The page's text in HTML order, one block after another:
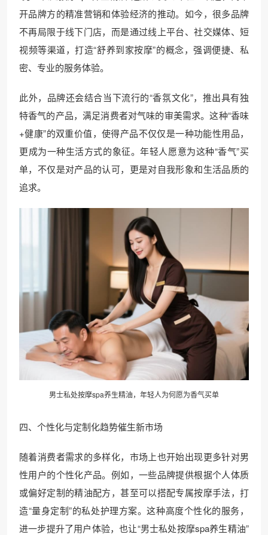
开品牌方的精准营销和体验经济的推动。如今，很多品牌
不再局限于线下门店，而是通过线上平台、社交媒体、短
视频等渠道，打造“舒养到家按摩”的概念，强调便捷、私
密、专业的服务体验。
此外，品牌还会结合当下流行的“香氛文化”，推出具有独
特香气的产品，满足消费者对气味的审美需求。这种“香味
+健康”的双重价值，使得产品不仅仅是一种功能性用品，
更成为一种生活方式的象征。年轻人愿意为这种“香气”买
单，不仅是对产品的认可，更是对自我形象和生活品质的
追求。
男士私处按摩spa养生精油，年轻人为何愿为香气买单
四、个性化与定制化趋势催生新市场
随着消费者需求的多样化，市场上也开始出现更多针对男
性用户的个性化产品。例如，一些品牌提供根据个人体质
或偏好定制的精油配方，甚至可以搭配专属按摩手法，打
造“量身定制”的私处护理方案。这种高度个性化的服务，
进一步提升了用户体验，也让“男士私处按摩spa养生精油”